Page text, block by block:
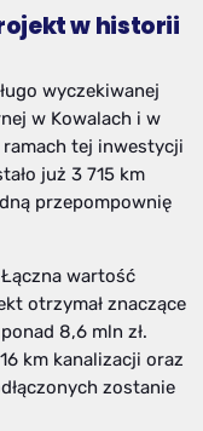
w historii
wyczekiwanej
w Kowalach i w
ramach tej inwestycji
już 3 715 km
przepompownię
wartość
otrzymał znaczące
8,6 mln zł.
km kanalizacji oraz
zostanie